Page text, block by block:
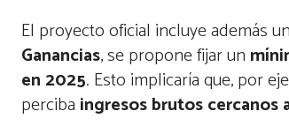
El proyecto oficial incluye además
Ganancias, se propone fijar un
en 2025. Esto implicaría que, por
perciba ingresos brutos cercanos